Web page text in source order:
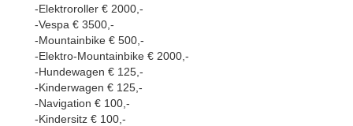
-Elektroroller € 2000,-
-Vespa € 3500,-
-Mountainbike € 500,-
-Elektro-Mountainbike € 2000,-
-Hundewagen € 125,-
-Kinderwagen € 125,-
-Navigation € 100,-
-Kindersitz € 100,-